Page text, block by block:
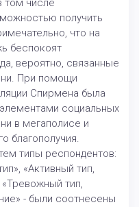
том числе
получить
что на
беспокоят
вероятно, связанные
При помощи
Спирмена была
социальных
в мегаполисе и
благополучия.
типы респондентов:
«Активный тип,
тип,
- были соотнесены